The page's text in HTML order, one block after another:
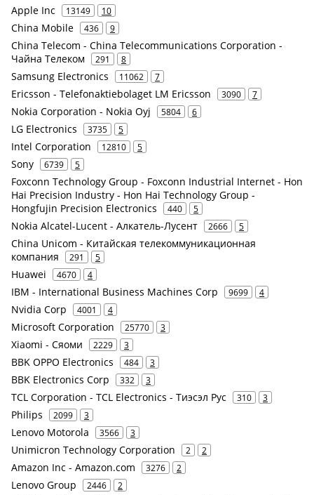
Apple Inc 13149 10
China Mobile 436 9
China Telecom - China Telecommunications Corporation -
Чайна Телеком
291 8
Samsung Electronics 11062 7
Ericsson - Telefonaktiebolaget LM Ericsson 3090 7
Nokia Corporation - Nokia Oyj 5804 6
LG Electronics 3735 5
Intel Corporation 12810 5
Sony 6739 5
Foxconn Technology Group - Foxconn Industrial Internet - Hon
Hai Precision Industry - Hon Hai Technology Group -
Hongfujin Precision Electronics
440 5
Nokia Alcatel-Lucent - Алкатель-Лусент 2666 5
China Unicom - Китайская телекоммуникационная
компания
291 5
Huawei 4670 4
IBM - International Business Machines Corp 9699 4
Nvidia Corp 4001 4
Microsoft Corporation 25770 3
Xiaomi - Сяоми 2229 3
BBK OPPO Electronics 484 3
BBK Electronics Corp 332 3
TCL Corporation - TCL Electronics - Тиэсэл Рус 310 3
Philips 2099 3
Lenovo Motorola 3566 3
Unimicron Technology Corporation 2 2
Amazon Inc - Amazon.com 3276 2
Lenovo Group 2446 2